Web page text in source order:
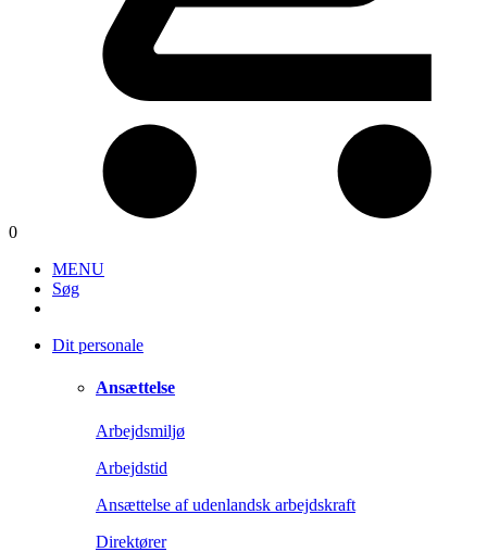
0
MENU
Søg
Dit personale
Ansættelse
Arbejdsmiljø
Arbejdstid
Ansættelse af udenlandsk arbejdskraft
Direktører